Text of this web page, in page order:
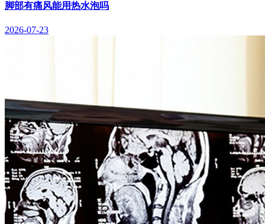
脚部有痛风能用热水泡吗
2026-07-23